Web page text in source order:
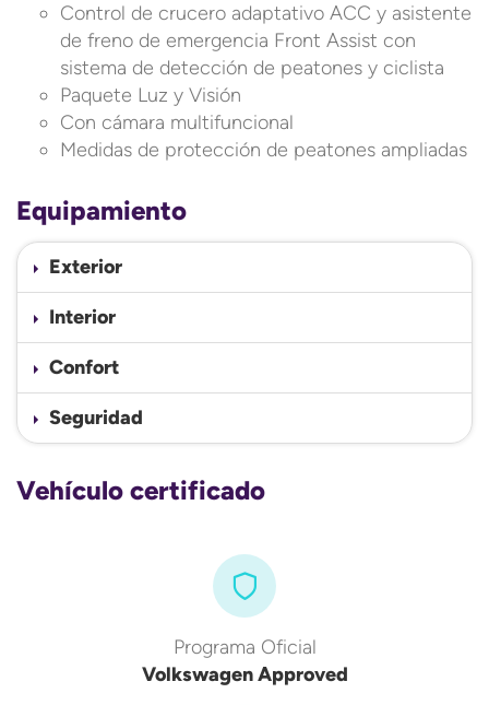
Control de crucero adaptativo ACC y asistente
de freno de emergencia Front Assist con
sistema de detección de peatones y ciclista
Paquete Luz y Visión
Con cámara multifuncional
Medidas de protección de peatones ampliadas
Equipamiento
Exterior
Interior
Confort
Seguridad
Vehículo certificado
Programa Oficial
Volkswagen Approved